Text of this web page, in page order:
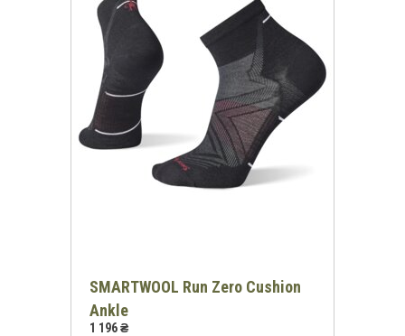
SMARTWOOL Run Zero Cushion
Ankle
1 196 ₴